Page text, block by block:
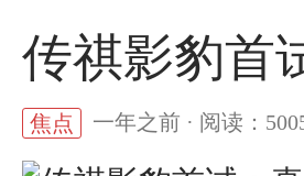
传祺影豹首
焦点 一年之前 · 阅读：